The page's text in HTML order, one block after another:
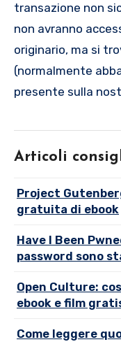
transazione non
non avranno
originario, ma si
(normalmente
presente sulla
Articoli
Project
gratuita di ebook
Have I Been
password sono
Open Culture:
ebook e film
Come leggere